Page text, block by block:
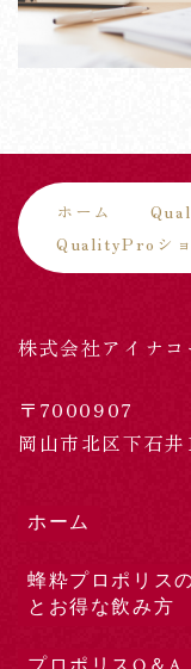
ホーム
QualityProシ
株式会社アイナ
〒7000907
岡山市北区下石
ホーム
蜂粋プロポリス
とお得な飲み方